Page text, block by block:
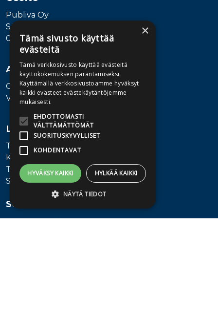
Publiva Oy
Sörnäistenkatu 1
00580 Helsinki
Asiakaspalvelu
Ota yhteyttä
Vaihde: 010 345100
Lisätietoa
Toimitusehdot
Käyttöohjeet
Tietosuojaseloste
Saavutettavuusseloste
Seuraa meitä
×
Tämä sivusto käyttää
evästeitä
Tämä verkkosivusto käyttää evästeitä
käyttökokemuksen parantamiseksi.
Käyttämällä verkkosivustoamme hyväksyt
kaikki evästeet evästekäytäntöjemme
mukaisesti.
EHDOTTOMASTI
VÄLTTÄMÄTTÖMÄT
SUORITUSKYVYLLISET
KOHDENTAVAT
HYVÄKSY KAIKKI HYLKÄÄ KAIKKI
NÄYTÄ TIEDOT